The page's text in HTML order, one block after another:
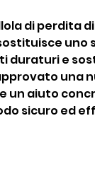
di perdita di
uno
duraturi e
una
un aiuto
sicuro ed